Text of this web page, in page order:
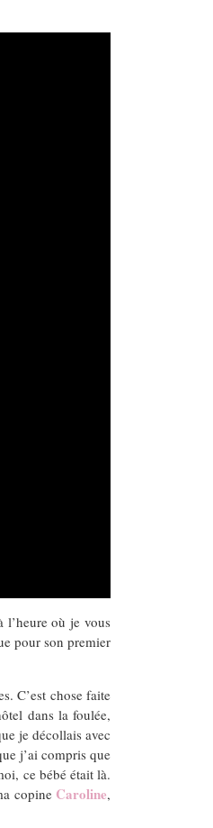
l’heure où je vous
pour son premier
C’est chose faite
dans la foulée,
je décollais avec
j’ai compris que
ce bébé était là.
copine Caroline,